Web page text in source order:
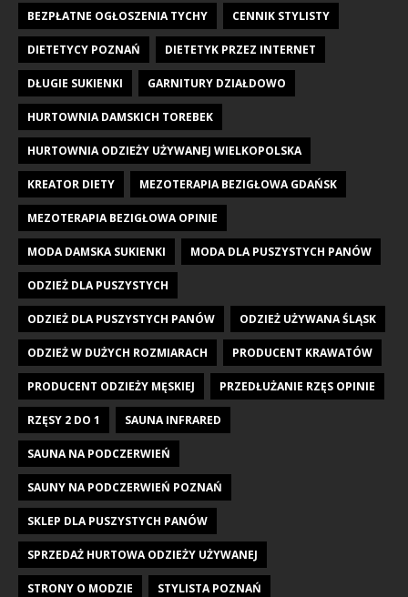
BEZPŁATNE OGŁOSZENIA TYCHY CENNIK STYLISTY
DIETETYCY POZNAŃ DIETETYK PRZEZ INTERNET
DŁUGIE SUKIENKI GARNITURY DZIAŁDOWO
HURTOWNIA DAMSKICH TOREBEK
HURTOWNIA ODZIEŻY UŻYWANEJ WIELKOPOLSKA
KREATOR DIETY MEZOTERAPIA BEZIGŁOWA GDAŃSK
MEZOTERAPIA BEZIGŁOWA OPINIE
MODA DAMSKA SUKIENKI MODA DLA PUSZYSTYCH PANÓW
ODZIEŻ DLA PUSZYSTYCH
ODZIEŻ DLA PUSZYSTYCH PANÓW ODZIEŻ UŻYWANA ŚLĄSK
ODZIEŻ W DUŻYCH ROZMIARACH PRODUCENT KRAWATÓW
PRODUCENT ODZIEŻY MĘSKIEJ PRZEDŁUŻANIE RZĘS OPINIE
RZĘSY 2 DO 1 SAUNA INFRARED
SAUNA NA PODCZERWIEŃ
SAUNY NA PODCZERWIEŃ POZNAŃ
SKLEP DLA PUSZYSTYCH PANÓW
SPRZEDAŻ HURTOWA ODZIEŻY UŻYWANEJ
STRONY O MODZIE STYLISTA POZNAŃ